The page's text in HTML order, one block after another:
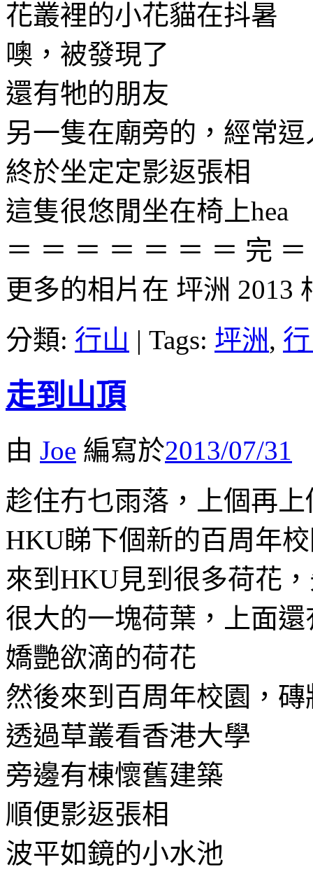
花叢裡的小花貓在抖暑
噢，被發現了
還有牠的朋友
另一隻在廟旁的，經常逗
終於坐定定影返張相
這隻很悠閒坐在椅上hea
＝ ＝ ＝ ＝ ＝ ＝ ＝ 完
更多的相片在 坪洲 2013
分類: 行山 | Tags: 坪洲,
走到山頂
由 Joe 編寫於2013/07/31
趁住冇乜雨落，上個再上
HKU睇下個新的百周年
來到HKU見到很多荷花
很大的一塊荷葉，上面
嬌艷欲滴的荷花
然後來到百周年校園，磚
透過草叢看香港大學
旁邊有棟懷舊建築
順便影返張相
波平如鏡的小水池